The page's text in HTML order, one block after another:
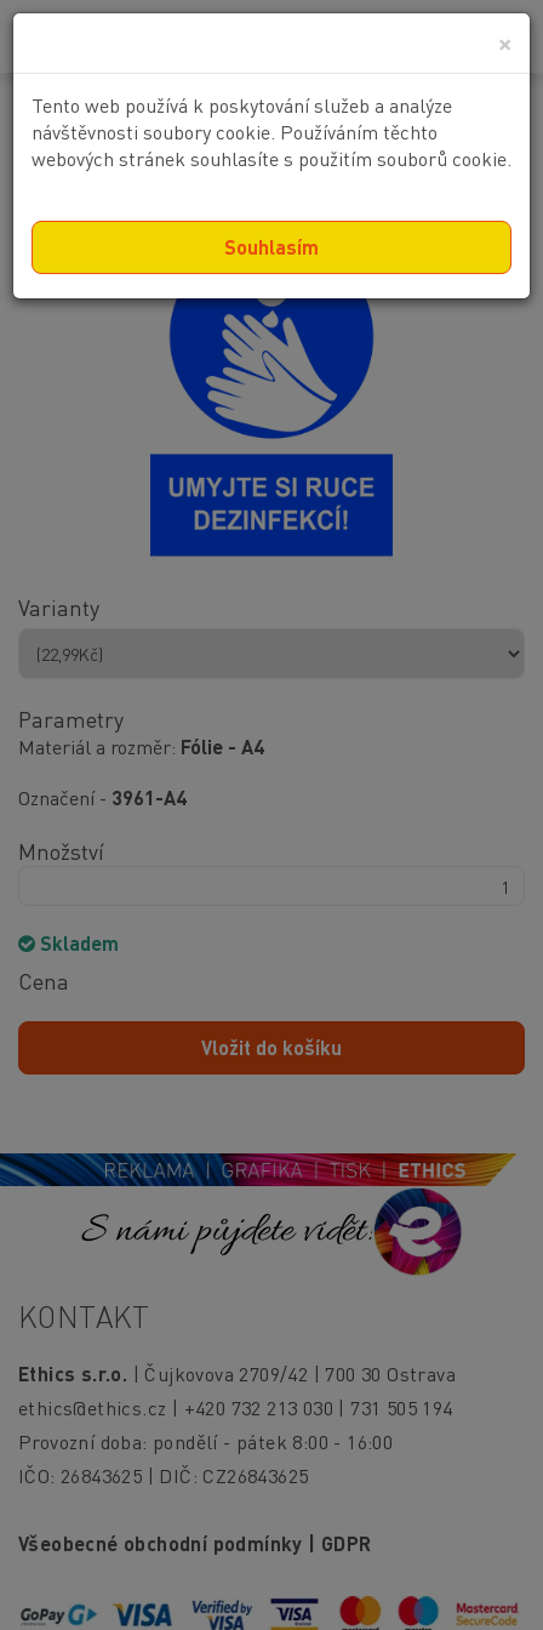
×
Tento web používá k poskytování služeb a analýze
návštěvnosti soubory cookie. Používáním těchto
webových stránek souhlasíte s použitím souborů cookie.
Souhlasím
Umyjte si ruce dezinfekcí !
Varianty
Parametry
Materiál a rozměr Fólie - A4
Označení - 3961-A4
Množství
Skladem
Cena
Vložit do košíku
S námi půjdete vidět!
KONTAKT
Ethics s.r.o. | Čujkovova 2709/42 | 700 30 Ostrava
ethics@ethics.cz | +420 732 213 030 | 731 505 194
Provozní doba: pondělí - pátek 8:00 - 16:00
IČO: 26843625 | DIČ: CZ26843625
Všeobecné obchodní podmínky GDPR